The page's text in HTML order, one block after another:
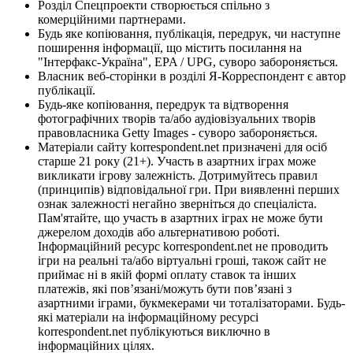
Розділ Спецпроекти створюється спільно з
комерційними партнерами.
Будь яке копіювання, публікація, передрук, чи наступне
поширення інформації, що містить посилання на
"Інтерфакс-Україна", EPA / UPG, суворо забороняється.
Власник веб-сторінки в розділі Я-Корреспондент є автор
публікації.
Будь-яке копіювання, передрук та відтворення
фотографічних творів та/або аудіовізуальних творів
правовласника Getty Images - суворо забороняється.
Матеріали сайту korrespondent.net призначені для осіб
старше 21 року (21+). Участь в азартних іграх може
викликати ігрову залежність. Дотримуйтесь правил
(принципів) відповідальної гри. При виявленні перших
ознак залежності негайно зверніться до спеціаліста.
Пам'ятайте, що участь в азартних іграх не може бути
джерелом доходів або альтернативою роботі.
Інформаційний ресурс korrespondent.net не проводить
ігри на реальні та/або віртуальні гроші, також сайт не
приймає ні в якій формі оплату ставок та інших
платежів, які пов’язані/можуть бути пов’язані з
азартними іграми, букмекерами чи тоталізаторами. Будь-
які матеріали на інформаційному ресурсі
korrespondent.net публікуються виключно в
інформаційних цілях.